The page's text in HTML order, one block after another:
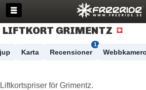
LIFTKORT GRIMENTZ
Karta Recensioner
1
Liftkortspriser för Grimentz.